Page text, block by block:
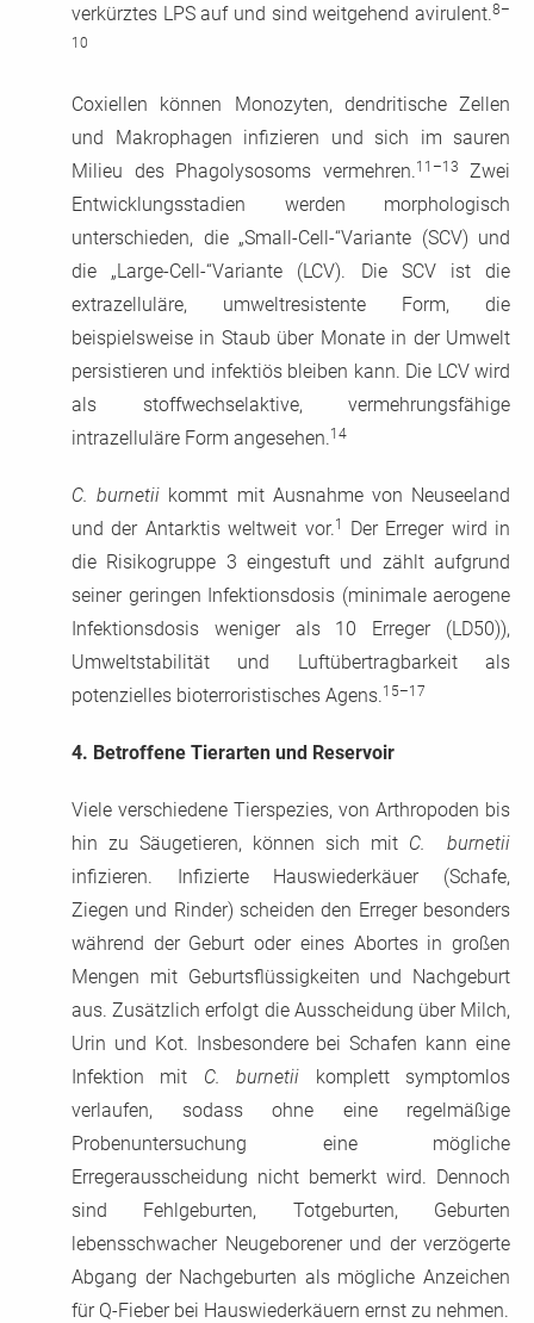
verkürztes LPS auf und sind weitgehend avirulent.8–
10
Coxiellen können Monozyten, dendritische Zellen
und Makrophagen infizieren und sich im sauren
Milieu des Phagolysosoms vermehren. 11–13
Zwei
Entwicklungsstadien werden morphologisch
unterschieden, die „Small-Cell-“Variante (SCV) und
die „Large-Cell-“Variante (LCV). Die SCV ist die
extrazelluläre, umweltresistente Form, die
beispielsweise in Staub über Monate in der Umwelt
persistieren und infektiös bleiben kann. Die LCV wird
als stoffwechselaktive, vermehrungsfähige
intrazelluläre Form angesehen. 14
C. burnetii kommt mit Ausnahme von Neuseeland
und der Antarktis weltweit vor. 1
Der Erreger wird in
die Risikogruppe 3 eingestuft und zählt aufgrund
seiner geringen Infektionsdosis (minimale aerogene
Infektionsdosis weniger als 10 Erreger (LD50)),
Umweltstabilität und Luftübertragbarkeit als
potenzielles bioterroristisches Agens. 15–17
4. Betroffene Tierarten und Reservoir
Viele verschiedene Tierspezies, von Arthropoden bis
hin zu Säugetieren, können sich mit C. burnetii
infizieren. Infizierte Hauswiederkäuer (Schafe,
Ziegen und Rinder) scheiden den Erreger besonders
während der Geburt oder eines Abortes in großen
Mengen mit Geburtsflüssigkeiten und Nachgeburt
aus. Zusätzlich erfolgt die Ausscheidung über Milch,
Urin und Kot. Insbesondere bei Schafen kann eine
Infektion mit C. burnetii komplett symptomlos
verlaufen, sodass ohne eine regelmäßige
Probenuntersuchung eine mögliche
Erregerausscheidung nicht bemerkt wird. Dennoch
sind Fehlgeburten, Totgeburten, Geburten
lebensschwacher Neugeborener und der verzögerte
Abgang der Nachgeburten als mögliche Anzeichen
für Q-Fieber bei Hauswiederkäuern ernst zu nehmen.